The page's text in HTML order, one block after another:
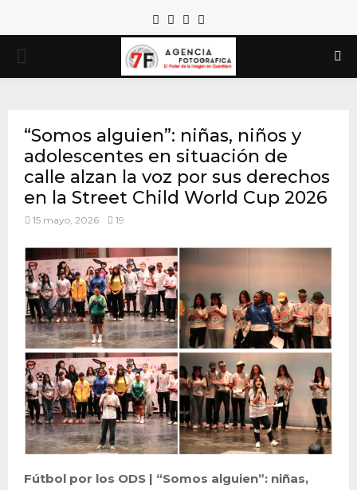
Facebook
TwitterInstagram
PRIMARY
“Somos alguien”: niñas, niños y
adolescentes en situación de
calle alzan la voz por sus derechos
en la Street Child World Cup 2026
15 mayo, 2026 19
Fútbol por los ODS | “Somos alguien”: niñas,